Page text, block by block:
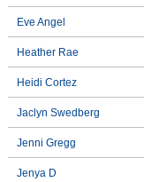
Eve Angel
Heather Rae
Heidi Cortez
Jaclyn Swedberg
Jenni Gregg
Jenya D